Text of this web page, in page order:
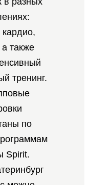
а также
тренинг.
по
Spirit.